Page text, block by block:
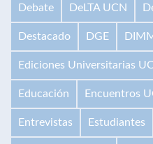
Debate DeLTA UCN
Destacado DGE
Ediciones Universitarias
Educación Encuentros
Entrevistas Estudiantes